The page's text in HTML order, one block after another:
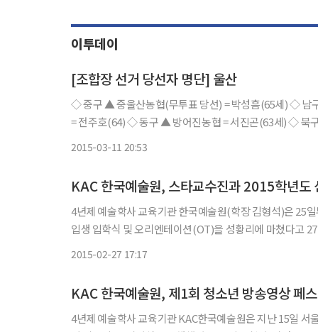
이투데이
[조합장 선거 당선자 명단] 울산
◇ 중구 ▲ 중울산농협(무투표 당선) = 박성흠(65세) ◇ 남구 ▲ 중앙농협 = 이상문(53) ▲ 울산축협 = 전상철(64) ▲ 울산산림조합
2015-03-11 20:53
KAC 한국예술원, 스타교수진과 2015학년도
4년제 예술학사 교육기관 한국예술원(학장 김형석)은 25
입생 입학식 및 오리엔테이션(OT)을 성황리에 마쳤다고 27일 밝혔다. 입학식은 첫째날인 25일에 진행됐으며
2015-02-27 17:17
KAC 한국예술원, 제1회 청소년 방송영상 페
4년제 예술학사 교육기관 KAC한국예술원은 지난 15일